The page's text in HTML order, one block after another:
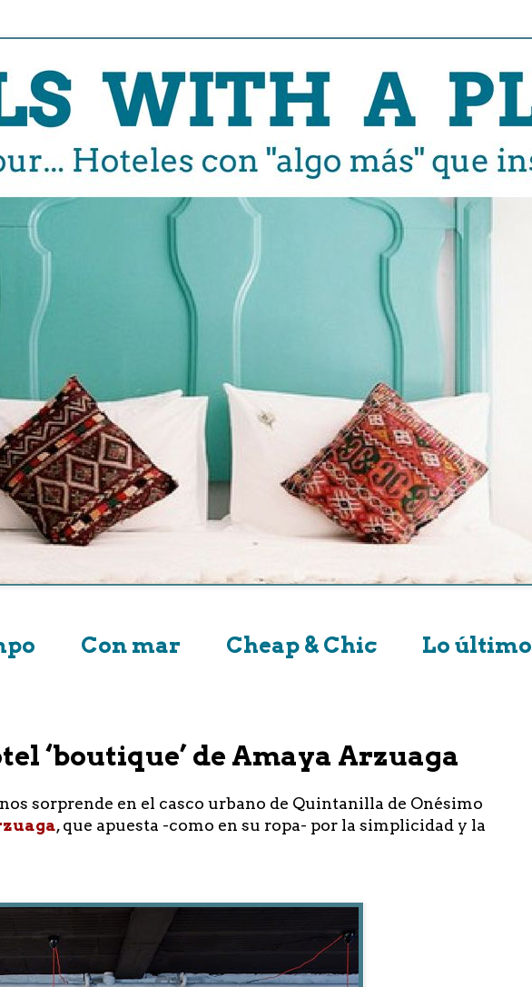
Con mar Cheap & Chic Lo último
‘boutique’ de Amaya Arzuaga
sorprende en el casco urbano de Quintanilla de Onésimo
, que apuesta -como en su ropa- por la simplicidad y la